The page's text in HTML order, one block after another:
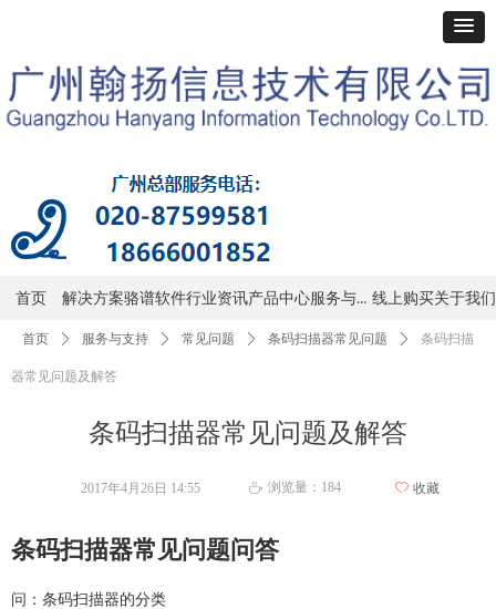
首页 解决方案骆谱软件行业资讯产品中心 服务与支持 线上购买关于我们
条码扫描器常见问题及解答
首页 ꄲ 服务与支持 ꄲ 常见问题 ꄲ 条码扫描器常见问题 ꄲ 条码扫描
器常见问题及解答
条码扫描器常见问题问答
问：条码扫描器的分类
2017年4月26日 14:55 ꄘ 浏览量： 184 ꄀ 收藏